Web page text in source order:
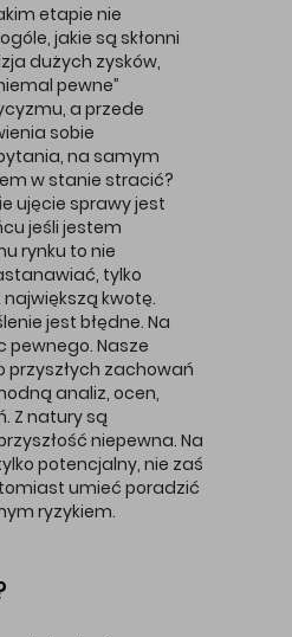
etapie nie
jakie są skłonni
dużych zysków,
pewne”
a przede
sobie
na samym
w stanie stracić?
ujęcie sprawy jest
jeśli jestem
rynku to nie
tylko
kwotę.
jest błędne. Na
pewnego. Nasze
przyszłych zachowań
analiz, ocen,
Z natury są
niepewna. Na
potencjalny, nie zaś
umieć poradzić
ryzykiem.